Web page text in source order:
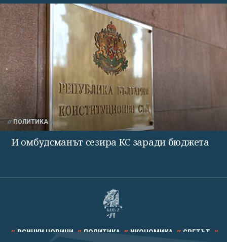
ПОЛИТИКА
И омбудсманът сезира КС заради бюджета
ВСИЧКИ НОВИНИ ПОЛИТИКА ИКОНОМИКА СВЕТЪТ